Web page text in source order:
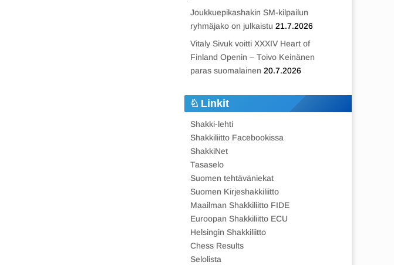
Joukkuepikashakin SM-kilpailun
ryhmäjako on julkaistu 21.7.2026
Vitaly Sivuk voitti XXXIV Heart of
Finland Openin – Toivo Keinänen
paras suomalainen 20.7.2026
Linkit
Shakki-lehti
Shakkiliitto Facebookissa
ShakkiNet
Tasaselo
Suomen tehtäväniekat
Suomen Kirjeshakkiliitto
Maailman Shakkiliitto FIDE
Euroopan Shakkiliitto ECU
Helsingin Shakkiliitto
Chess Results
Selolista